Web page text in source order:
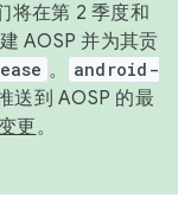
将在第 2 季度和
AOSP 并为其贡
。
android-
送到 AOSP 的最
更。